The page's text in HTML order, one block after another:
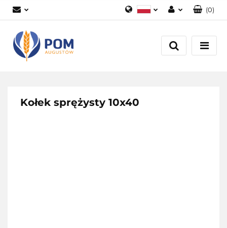
Zaloguj się
Załóż konto
(0)
Kołek sprężysty 10x40